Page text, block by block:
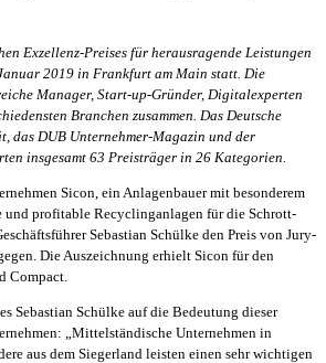
Exzellenz‐Preises für herausragende Leistungen
2019 in Frankfurt am Main statt. Die
Manager, Start‐up‐Gründer, Digitalexperten
Branchen zusammen. Das Deutsche
das DUB Unternehmer‐Magazin und der
insgesamt 63 Preisträger in 26 Kategorien.
Sicon, ein Anlagenbauer mit besonderem
profitable Recyclinganlagen für die Schrott‐
Sebastian Schülke den Preis von Jury‐
Die Auszeichnung erhielt Sicon für den
Compact.
Sebastian Schülke auf die Bedeutung dieser
„Mittelständische Unternehmen in
aus dem Siegerland leisten einen sehr wichtigen